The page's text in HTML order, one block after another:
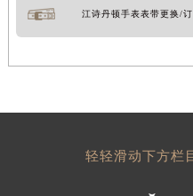
江诗丹顿手表表带更换/
轻轻滑动下方栏